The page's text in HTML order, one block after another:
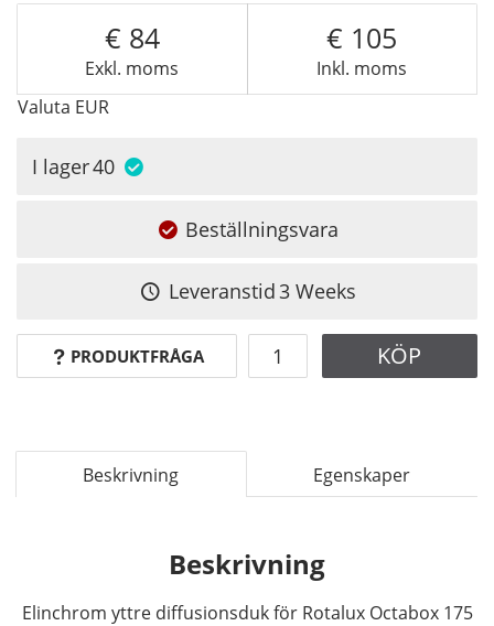
Exkl. moms
84
Inkl. moms
105
Valuta EUR
I lager40
Beställningsvara
Leveranstid3 Weeks
PRODUKTFRÅGA KÖP
Beskrivning Egenskaper
Beskrivning
Elinchrom yttre diffusionsduk för Rotalux Octabox 175